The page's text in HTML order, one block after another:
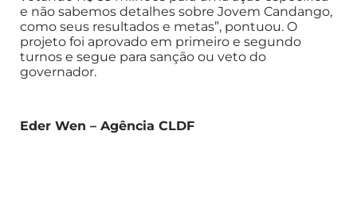
e não sabemos detalhes sobre Jovem Candango,
como seus resultados e metas”, pontuou. O
projeto foi aprovado em primeiro e segundo
turnos e segue para sanção ou veto do
governador.
Eder Wen – Agência CLDF